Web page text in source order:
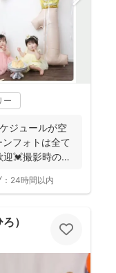
ー
ジュールが空
フォトは全て
💓撮影時のみ
24時間以内
）